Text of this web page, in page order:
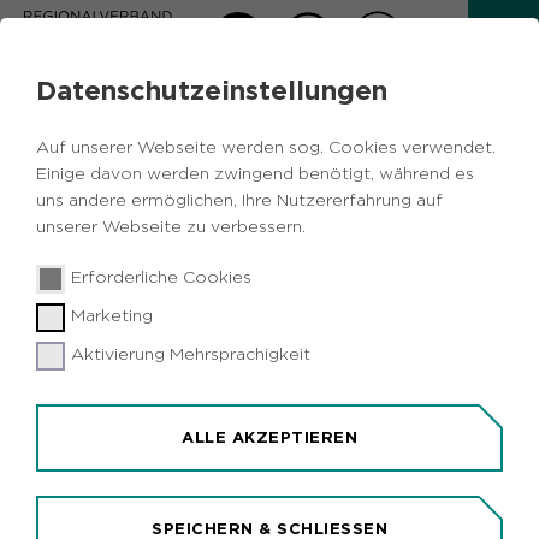
Datenschutzeinstellungen
Auf unserer Webseite werden sog. Cookies verwendet.
Einige davon werden zwingend benötigt, während es
uns andere ermöglichen, Ihre Nutzererfahrung auf
unserer Webseite zu verbessern.
Erforderliche Cookies
Marketing
Aktivierung Mehrsprachigkeit
ALLE AKZEPTIEREN
SPEICHERN & SCHLIESSEN
AKTUELLES
Zurück
Bottrop Essen
Gladbeck
8. Vivawest-Marathon wird auf den
Metropole Ruhr (idr). Die achte Ausgabe des
Mai starten. Heute (2. April) teilten die
Veranstalter mit, dass der Lauf durch Gladbeck,